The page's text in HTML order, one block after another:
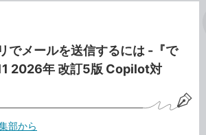
でメールを送信するには -『で
2026年 改訂5版 Copilot対
部から